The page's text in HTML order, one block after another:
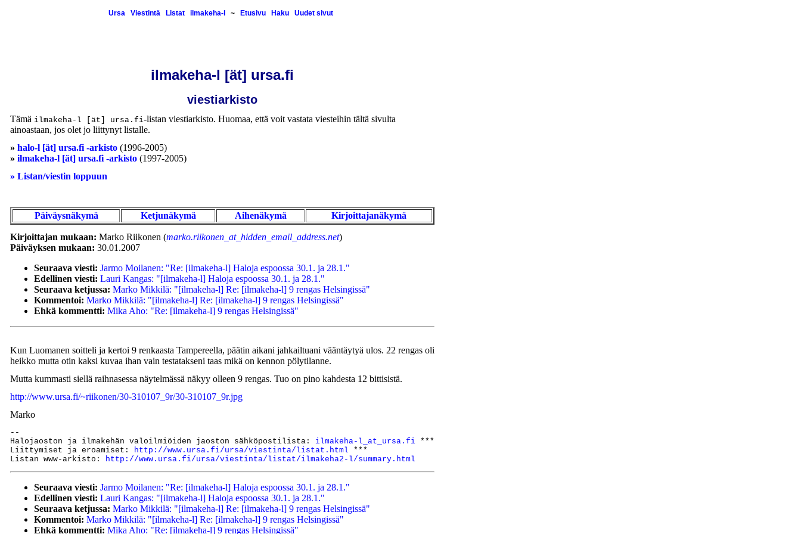
Ursa Viestintä Listat ilmakeha-l ~ Etusivu Haku Uudet sivut
ilmakeha-l [ät] ursa.fi
viestiarkisto
Tämä ilmakeha-l [ät] ursa.fi-listan viestiarkisto. Huomaa, että voit vastata viesteihin tältä sivulta
ainoastaan, jos olet jo liittynyt listalle.
» halo-l [ät] ursa.fi -arkisto (1996-2005)
» ilmakeha-l [ät] ursa.fi -arkisto (1997-2005)
» Listan/viestin loppuun
Päiväysnäkymä Ketjunäkymä Aihenäkymä Kirjoittajanäkymä
Kirjoittajan mukaan: Marko Riikonen (marko.riikonen_at_hidden_email_address.net)
Päiväyksen mukaan: 30.01.2007
Seuraava viesti: Jarmo Moilanen: "Re: [ilmakeha-l] Haloja espoossa 30.1. ja 28.1."
Edellinen viesti: Lauri Kangas: "[ilmakeha-l] Haloja espoossa 30.1. ja 28.1."
Seuraava ketjussa: Marko Mikkilä: "[ilmakeha-l] Re: [ilmakeha-l] 9 rengas Helsingissä"
Kommentoi: Marko Mikkilä: "[ilmakeha-l] Re: [ilmakeha-l] 9 rengas Helsingissä"
Ehkä kommentti: Mika Aho: "Re: [ilmakeha-l] 9 rengas Helsingissä"
Kun Luomanen soitteli ja kertoi 9 renkaasta Tampereella, päätin aikani jahkailtuani vääntäytyä ulos. 22 rengas oli
heikko mutta otin kaksi kuvaa ihan vain testatakseni taas mikä on kennon pölytilanne.
Mutta kummasti siellä raihnasessa näytelmässä näkyy olleen 9 rengas. Tuo on pino kahdesta 12 bittisistä.
http://www.ursa.fi/~riikonen/30-310107_9r/30-310107_9r.jpg
Marko
--
Halojaoston ja ilmakehän valoilmiöiden jaoston sähköpostilista: ilmakeha-l_at_ursa.fi ***
Liittymiset ja eroamiset:
http://www.ursa.fi/ursa/viestinta/listat.html ***
Listan www-arkisto:
http://www.ursa.fi/ursa/viestinta/listat/ilmakeha2-l/summary.html
Seuraava viesti: Jarmo Moilanen: "Re: [ilmakeha-l] Haloja espoossa 30.1. ja 28.1."
Edellinen viesti: Lauri Kangas: "[ilmakeha-l] Haloja espoossa 30.1. ja 28.1."
Seuraava ketjussa: Marko Mikkilä: "[ilmakeha-l] Re: [ilmakeha-l] 9 rengas Helsingissä"
Kommentoi: Marko Mikkilä: "[ilmakeha-l] Re: [ilmakeha-l] 9 rengas Helsingissä"
Ehkä kommentti: Mika Aho: "Re: [ilmakeha-l] 9 rengas Helsingissä"